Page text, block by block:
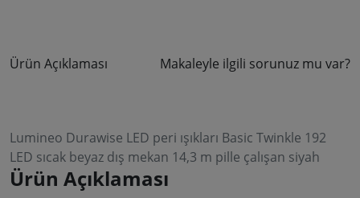
Ürün Açıklaması Makaleyle ilgili sorunuz mu var?
Lumineo Durawise LED peri ışıkları Basic Twinkle 192
LED sıcak beyaz dış mekan 14,3 m pille çalışan siyah
Ürün Açıklaması